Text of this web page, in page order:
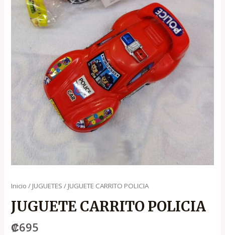
Inicio / JUGUETES / JUGUETE CARRITO POLICIA
JUGUETE CARRITO POLICIA
₡695